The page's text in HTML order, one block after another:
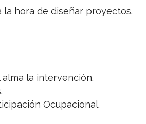
hora de diseñar proyectos.
la intervención.
Ocupacional.